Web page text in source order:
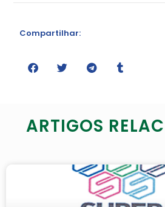
Compartilhar:
ARTIGOS